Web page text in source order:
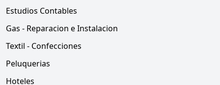
Estudios Contables
Gas - Reparacion e Instalacion
Textil - Confecciones
Peluquerias
Hoteles